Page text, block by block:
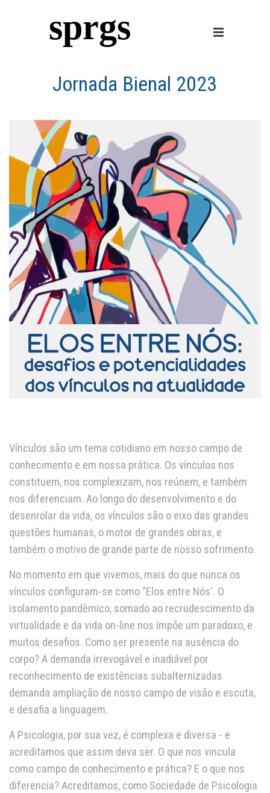
sprgs
Jornada Bienal 2023
Vínculos são um tema cotidiano em nosso campo de
conhecimento e em nossa prática. Os vínculos nos
constituem, nos complexizam, nos reúnem, e também
nos diferenciam. Ao longo do desenvolvimento e do
desenrolar da vida, os vínculos são o eixo das grandes
questões humanas, o motor de grandes obras, e
também o motivo de grande parte de nosso sofrimento.
No momento em que vivemos, mais do que nunca os
vínculos configuram-se como "Elos entre Nós'. O
isolamento pandêmico, somado ao recrudescimento da
virtualidade e da vida on-line nos impõe um paradoxo, e
muitos desafios. Como ser presente na ausência do
corpo? A demanda irrevogável e inadiável por
reconhecimento de existências subalternizadas
demanda ampliação de nosso campo de visão e escuta,
e desafia a linguagem.
A Psicologia, por sua vez, é complexa e diversa - e
acreditamos que assim deva ser. O que nos vincula
como campo de conhecimento e prática? E o que nos
diferencia? Acreditamos, como Sociedade de Psicologia